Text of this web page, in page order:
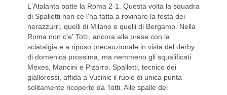
L'Atalanta batte la Roma 2-1. Questa volta la squadra
di Spalletti non ce l'ha fatta a rovinare la festa dei
nerazzurri, quelli di Milano e quelli di Bergamo. Nella
Roma non c'e' Totti, ancora alle prese con la
sciatalgia e a riposo precauzionale in vista del derby
di domenica prossima, ma nemmeno gli squalificati
Mexes, Mancini e Pizarro. Spalletti, tecnico dei
giallorossi, affida a Vucinic il ruolo di unica punta
solitamente ricoperto da Totti. Alle spalle del